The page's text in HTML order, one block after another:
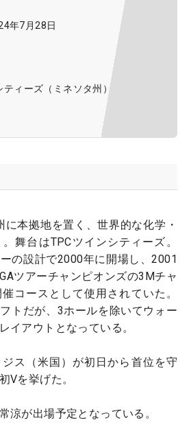
年7月28日
ティーズ（ミネソタ州）
本拠地を置く、世界的な化学・
舞台はTPCツインシティーズ。
の設計で2000年に開場し、2001
ツアーチャンピオンズの3Mチャ
コースとして使用されていた。
トだが、3ホールを除いてウォー
イアウトとなっている。
ス（米国）が初日から首位を守
Vを挙げた。
涼が出場予定となっている。